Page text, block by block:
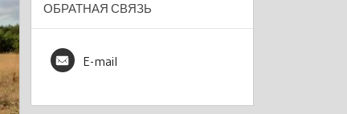
ОБРАТНАЯ СВЯЗЬ
E-mail